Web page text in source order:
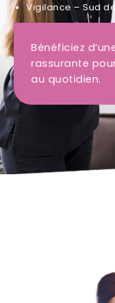
Vigilance – Sud
Bénéficiez
rassurante
au quotidien.
Téléphone*
Maintien à